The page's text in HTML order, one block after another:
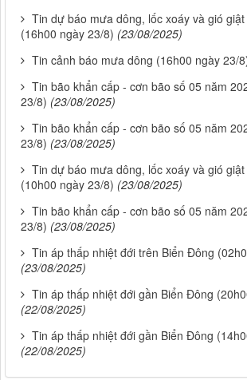
Tin dự báo mưa dông, lốc xoáy và gió
(16h00 ngày 23/8) (23/08/2025)
Tin cảnh báo mưa dông (16h00 ngày 23/
Tin bão khẩn cấp - cơn bão số 05 năm
23/8) (23/08/2025)
Tin bão khẩn cấp - cơn bão số 05 năm
23/8) (23/08/2025)
Tin dự báo mưa dông, lốc xoáy và gió
(10h00 ngày 23/8) (23/08/2025)
Tin bão khẩn cấp - cơn bão số 05 năm
23/8) (23/08/2025)
Tin áp thấp nhiệt đới trên Biển Đông
(23/08/2025)
Tin áp thấp nhiệt đới gần Biển Đông
(22/08/2025)
Tin áp thấp nhiệt đới gần Biển Đông
(22/08/2025)